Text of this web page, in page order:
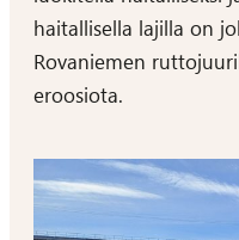
haitallisella lajilla on
Rovaniemen
eroosiota.